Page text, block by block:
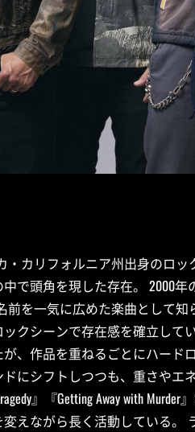
カ・カリフォルニア州出身のロ
で頭角を現した存在。 2000
前を一気に広めた楽曲として
ックシーンで存在感を確立し
、作品を重ねるごとにハード
にシフトしつつも、重さやエ
』『Getting Away with
えながら長く活動している。